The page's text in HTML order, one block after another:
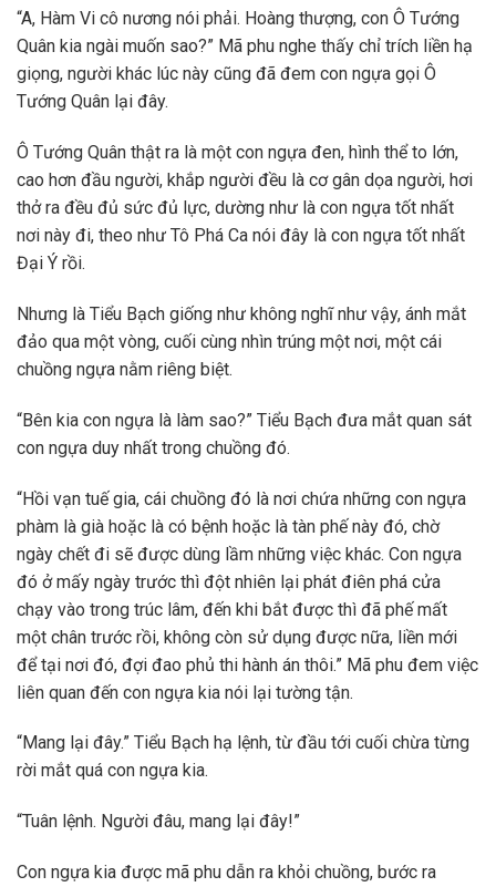
“A, Hàm Vi cô nương nói phải. Hoàng thượng, con Ô Tướng
Quân kia ngài muốn sao?” Mã phu nghe thấy chỉ trích liền hạ
giọng, người khác lúc này cũng đã đem con ngựa gọi Ô
Tướng Quân lại đây.
Ô Tướng Quân thật ra là một con ngựa đen, hình thể to lớn,
cao hơn đầu người, khắp người đều là cơ gân dọa người, hơi
thở ra đều đủ sức đủ lực, dường như là con ngựa tốt nhất
nơi này đi, theo như Tô Phá Ca nói đây là con ngựa tốt nhất
Đại Ý rồi.
Nhưng là Tiểu Bạch giống như không nghĩ như vậy, ánh mắt
đảo qua một vòng, cuối cùng nhìn trúng một nơi, một cái
chuồng ngựa nằm riêng biệt.
“Bên kia con ngựa là làm sao?” Tiểu Bạch đưa mắt quan sát
con ngựa duy nhất trong chuồng đó.
“Hồi vạn tuế gia, cái chuồng đó là nơi chứa những con ngựa
phàm là già hoặc là có bệnh hoặc là tàn phế này đó, chờ
ngày chết đi sẽ được dùng lầm những việc khác. Con ngựa
đó ở mấy ngày trước thì đột nhiên lại phát điên phá cửa
chạy vào trong trúc lâm, đến khi bắt được thì đã phế mất
một chân trước rồi, không còn sử dụng được nữa, liền mới
để tại nơi đó, đợi đao phủ thi hành án thôi.” Mã phu đem việc
liên quan đến con ngựa kia nói lại tường tận.
“Mang lại đây.” Tiểu Bạch hạ lệnh, từ đầu tới cuối chừa từng
rời mắt quá con ngựa kia.
“Tuân lệnh. Người đâu, mang lại đây!”
Con ngựa kia được mã phu dẫn ra khỏi chuồng, bước ra